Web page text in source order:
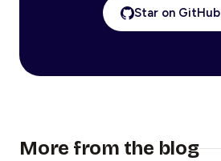
Star on GitHub
More from the blog